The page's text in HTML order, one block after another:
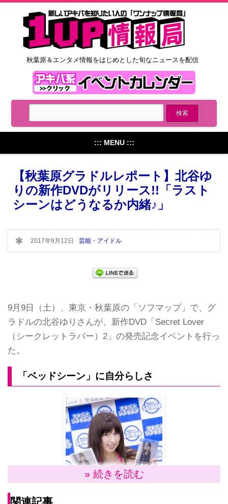
秋葉原＆エンタメ情報をはじめとした旬なニュースを配信
::: MENU :::
【秋葉原グラドルレポート】北谷ゆ
りの新作DVDがリリース!!「ラスト
シーンはどうなるか内緒♪」
2017年9月12日 芸能・アイドル
9月9日（土）、東京・秋葉原の「ソフマップ」で、グ
ラドルの北谷ゆりさんが、新作DVD「Secret Lover
（シークレットラバー）2」の発売記念イベントを行っ
た。
「ベッドシーン」に自分らしさ
» 続きを読む